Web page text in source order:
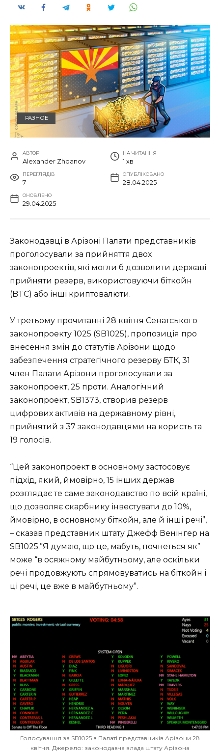
РАЗНОЕ
АВТОР
Alexander Zhdanov
НА ЧИТАННЯ
1 хв
ПЕРЕГЛЯДІВ
7
ОПУБЛІКОВАНО
28.04.2025
ОНОВЛЕНО
29.04.2025
Законодавці в Арізоні Палати представників
проголосували за прийняття двох
законопроектів, які могли б дозволити державі
прийняти резерв, використовуючи біткойн
(BTC) або інші криптовалюти.
У третьому прочитанні 28 квітня Сенатського
законопроекту 1025 (SB1025), пропозиція про
внесення змін до статутів Арізони щодо
забезпечення стратегічного резерву БТК, 31
член Палати Арізони проголосували за
законопроект, 25 проти. Аналогічний
законопроект, SB1373, створив резерв
цифрових активів на державному рівні,
прийнятий з 37 законодавцями на користь та
19 голосів.
“Цей законопроект в основному застосовує
підхід, який, ймовірно, 15 інших держав
розглядає те саме законодавство по всій країні,
що дозволяє скарбнику інвестувати до 10%,
ймовірно, в основному біткойн, але й інші речі”,
– сказав представник штату Джефф Венінгер на
SB1025.”Я думаю, що це, мабуть, почнеться як”
може “в осяжному майбутньому, але оскільки
речі продовжують спрямовуватись на біткойн і
ці речі, це вже в майбутньому”.
Голосування за SB1025 в Палаті представників Арізони 28
квітня. Джерело: законодавча влада штату Арізона